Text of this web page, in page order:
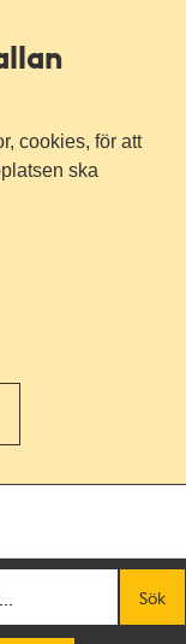
cookies, för att
ska
Sök